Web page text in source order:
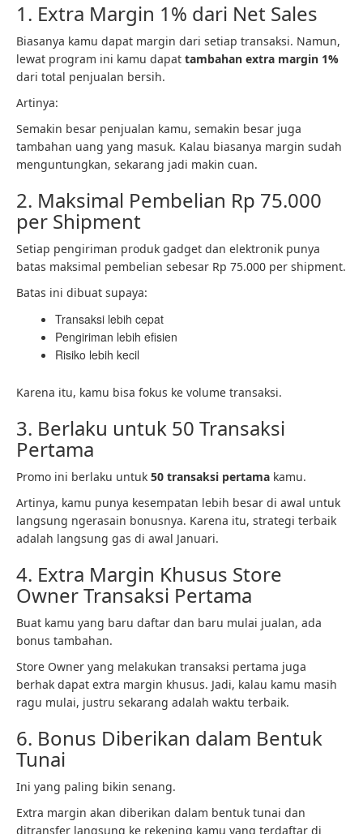
1. Extra Margin 1% dari Net Sales
Biasanya kamu dapat margin dari setiap transaksi. Namun,
lewat program ini kamu dapat tambahan extra margin 1%
dari total penjualan bersih.
Artinya:
Semakin besar penjualan kamu, semakin besar juga
tambahan uang yang masuk. Kalau biasanya margin sudah
menguntungkan, sekarang jadi makin cuan.
2. Maksimal Pembelian Rp 75.000
per Shipment
Setiap pengiriman produk gadget dan elektronik punya
batas maksimal pembelian sebesar Rp 75.000 per shipment.
Batas ini dibuat supaya:
Transaksi lebih cepat
Pengiriman lebih efisien
Risiko lebih kecil
Karena itu, kamu bisa fokus ke volume transaksi.
3. Berlaku untuk 50 Transaksi
Pertama
Promo ini berlaku untuk 50 transaksi pertama kamu.
Artinya, kamu punya kesempatan lebih besar di awal untuk
langsung ngerasain bonusnya. Karena itu, strategi terbaik
adalah langsung gas di awal Januari.
4. Extra Margin Khusus Store
Owner Transaksi Pertama
Buat kamu yang baru daftar dan baru mulai jualan, ada
bonus tambahan.
Store Owner yang melakukan transaksi pertama juga
berhak dapat extra margin khusus. Jadi, kalau kamu masih
ragu mulai, justru sekarang adalah waktu terbaik.
6. Bonus Diberikan dalam Bentuk
Tunai
Ini yang paling bikin senang.
Extra margin akan diberikan dalam bentuk tunai dan
ditransfer langsung ke rekening kamu yang terdaftar di